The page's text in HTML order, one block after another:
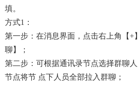
填。
方式1：
第一步：在消息界面，点击右上角【+
聊】；
第二步：可根据通讯录节点选择群聊
节点将节 点下人员全部拉入群聊；